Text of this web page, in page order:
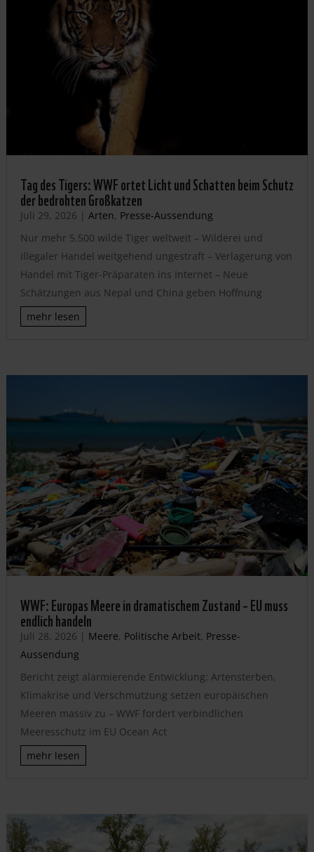
Tag des Tigers: WWF ortet Licht und Schatten beim Schutz
der bedrohten Großkatzen
Juli 29, 2026 | Arten, Presse-Aussendung
Nur mehr 5.500 wilde Tiger weltweit – Wilderei und
illegaler Handel weitgehend ungestraft – Verlagerung von
Handel mit Tiger-Präparaten ins Internet – Neue
Schätzungen aus Nepal und China geben Hoffnung
mehr lesen
WWF: Europas Meere in dramatischem Zustand – EU muss
endlich handeln
Juli 28, 2026 | Meere, Politische Arbeit, Presse-
Aussendung
Bericht zeigt alarmierende Entwicklung: Artensterben,
Klimakrise und Verschmutzung setzen europäischen
Meeren massiv zu – WWF fordert verbindlichen
Meeresschutz im EU Ocean Act
mehr lesen